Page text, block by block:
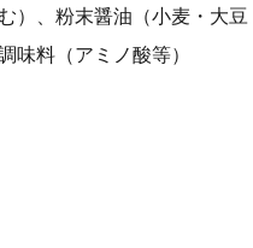
）、粉末醤油（小麦・大豆
料（アミノ酸等）